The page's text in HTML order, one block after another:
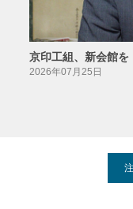
京印工組、新会館を
2026年07月25日